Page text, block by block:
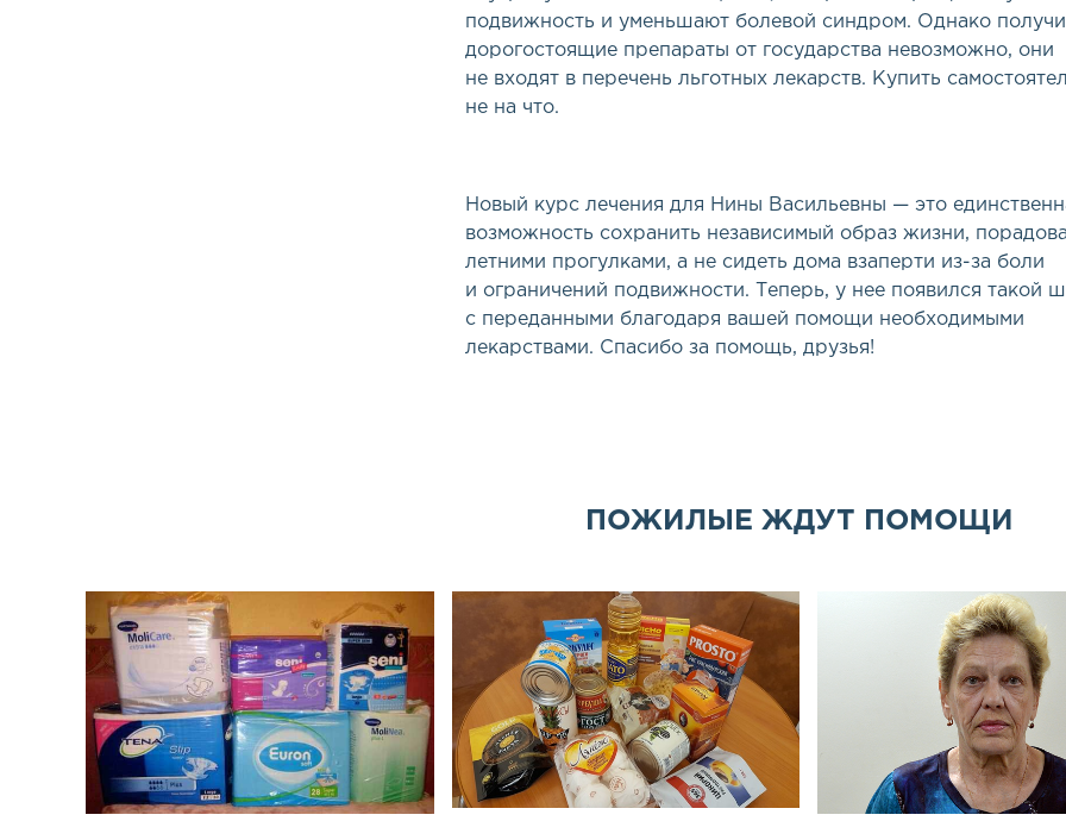
подвижность и уменьшают болевой синдром. Однако
дорогостоящие препараты от государства невозможно, они
не входят в перечень льготных лекарств. Купить
не на что.
Новый курс лечения для Нины Васильевны — это
возможность сохранить независимый образ жизни,
летними прогулками, а не сидеть дома взаперти из-за боли
и ограничений подвижности. Теперь, у нее появился такой
с переданными благодаря вашей помощи необходимыми
лекарствами. Спасибо за помощь, друзья!
ПОЖИЛЫЕ ЖДУТ ПОМОЩИ